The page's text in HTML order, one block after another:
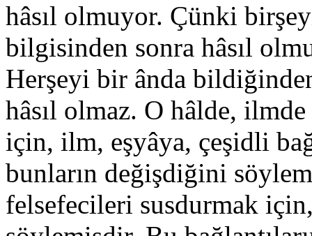
hâsıl olmuyor. Çünki
bilgisinden sonra hâsıl
Herşeyi bir ânda
hâsıl olmaz. O hâlde,
için, ilm, eşyâya, çeşidli
bunların değişdiğini
felsefecileri susdurmak